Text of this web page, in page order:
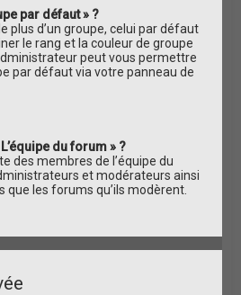
par défaut » ?
plus d’un groupe, celui par défaut
le rang et la couleur de groupe
peut vous permettre
par défaut via votre panneau de
du forum » ?
des membres de l’équipe du
et modérateurs ainsi
que les forums qu’ils modèrent.